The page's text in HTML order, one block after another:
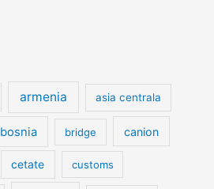
armenia asia centrala
bosnia bridge canion
cetate customs